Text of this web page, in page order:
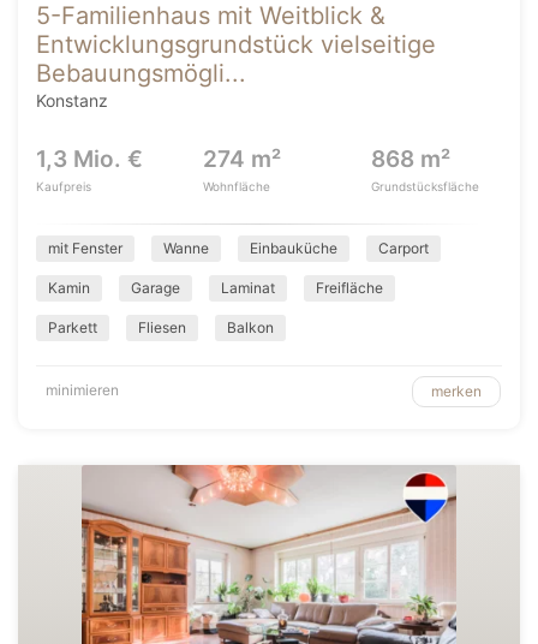
5-Familienhaus mit Weitblick &
Entwicklungsgrundstück vielseitige
Bebauungsmögli...
Konstanz
1,3 Mio. €
Kaufpreis
274 m²
Wohnfläche
868 m²
Grundstücksfläche
mit Fenster Wanne Einbauküche Carport
Kamin Garage Laminat Freifläche
Parkett Fliesen Balkon
minimieren merken